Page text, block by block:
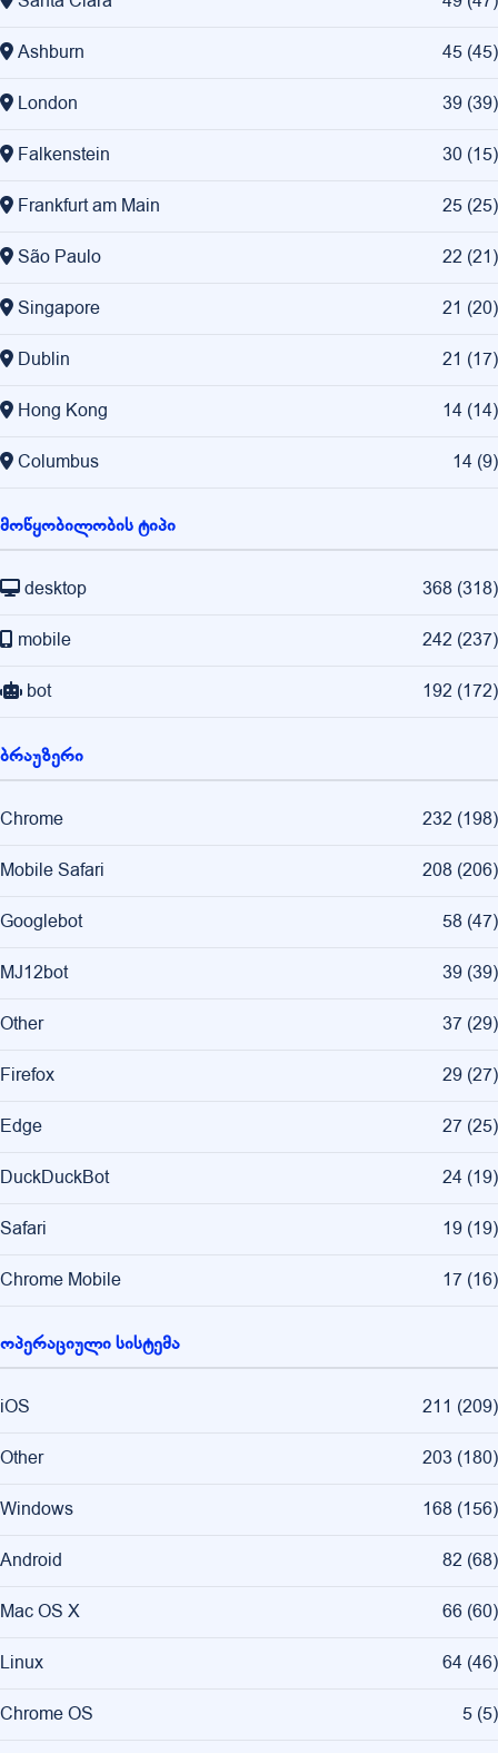
Ashburn 45 (45)
London 39 (39)
Falkenstein 30 (15)
Frankfurt am Main 25 (25)
São Paulo 22 (21)
Singapore 21 (20)
Dublin 21 (17)
Hong Kong 14 (14)
Columbus 14 (9)
მოწყობილობის ტიპი
desktop 368 (318)
mobile 242 (237)
bot 192 (172)
ბრაუზერი
Chrome 232 (198)
Mobile Safari 208 (206)
Googlebot 58 (47)
MJ12bot 39 (39)
Other 37 (29)
Firefox 29 (27)
Edge 27 (25)
DuckDuckBot 24 (19)
Safari 19 (19)
Chrome Mobile 17 (16)
ოპერაციული სისტემა
iOS 211 (209)
Other 203 (180)
Windows 168 (156)
Android 82 (68)
Mac OS X 66 (60)
Linux 64 (46)
Chrome OS 5 (5)